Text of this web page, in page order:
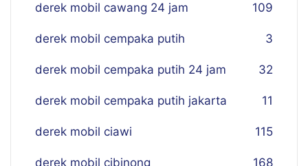
derek mobil cawang 24 jam 109
derek mobil cempaka putih 3
derek mobil cempaka putih 24 jam 32
derek mobil cempaka putih jakarta 11
derek mobil ciawi 115
derek mobil cibinong 168